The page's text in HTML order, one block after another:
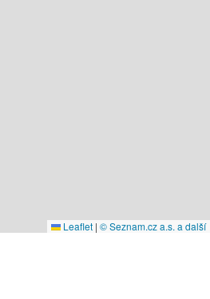
Leaflet | © Seznam.cz a.s. a další